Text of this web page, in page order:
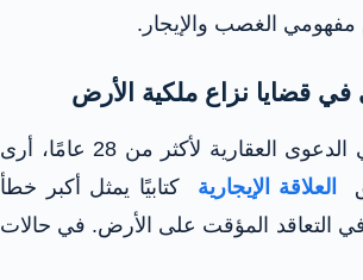
مفهومي الغصب والإيجار.
قضايا نزاع ملكية الأرض
كمحامٍ متخصص في الدعوى العقارية لأكثر من 28 عامًا، أرى
العلاقة الإيجارية كتابيًا يمثل أكبر خطأ
في التعاقد المؤقت على الأرض. في حالات